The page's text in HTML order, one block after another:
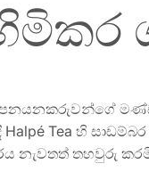
අපනයනකරුවන්ගේ
Tea හි
නැවතත් තහවුරු